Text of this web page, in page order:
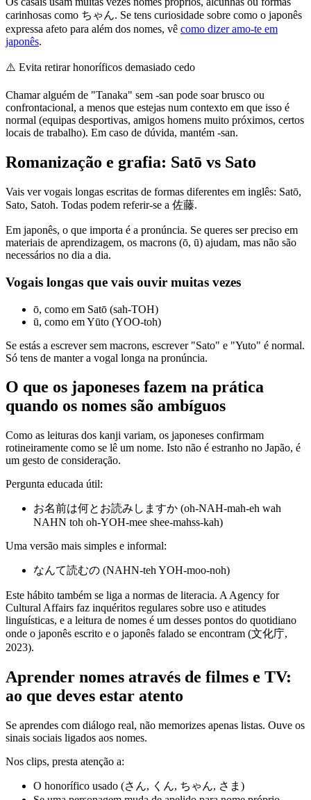
carinhosas como ちゃん. Se tens curiosidade sobre como o japonês
expressa afeto para além dos nomes, vê como dizer amo-te em
japonês.
⚠️ Evita retirar honoríficos demasiado cedo
Chamar alguém de "Tanaka" sem -san pode soar brusco ou
confrontacional, a menos que estejas num contexto em que isso é
normal (equipas desportivas, amigos homens muito próximos, certos
locais de trabalho). Em caso de dúvida, mantém -san.
Romanização e grafia: Satō vs Sato
Vais ver vogais longas escritas de formas diferentes em inglês: Satō,
Sato, Satoh. Todas podem referir-se a 佐藤.
Em japonês, o que importa é a pronúncia. Se queres ser preciso em
materiais de aprendizagem, os macrons (ō, ū) ajudam, mas não são
necessários no dia a dia.
Vogais longas que vais ouvir muitas vezes
ō, como em Satō (sah-TOH)
ū, como em Yūto (YOO-toh)
Se estás a escrever sem macrons, escrever "Sato" e "Yuto" é normal.
Só tens de manter a vogal longa na pronúncia.
O que os japoneses fazem na prática
quando os nomes são ambíguos
Como as leituras dos kanji variam, os japoneses confirmam
rotineiramente como se lê um nome. Isto não é estranho no Japão, é
um gesto de consideração.
Pergunta educada útil:
お名前は何とお読みしますか (oh-NAH-mah-eh wah
NAHN toh oh-YOH-mee shee-mahss-kah)
Uma versão mais simples e informal:
なんて読むの (NAHN-teh YOH-moo-noh)
Este hábito também se liga a normas de literacia. A Agency for
Cultural Affairs faz inquéritos regulares sobre uso e atitudes
linguísticas, e a leitura de nomes é um desses pontos do quotidiano
onde o japonês escrito e o japonês falado se encontram (文化庁,
2023).
Aprender nomes através de filmes e TV:
ao que deves estar atento
Se aprendes com diálogo real, não memorizes apenas listas. Ouve os
sinais sociais ligados aos nomes.
Nos clips, presta atenção a:
O honorífico usado (さん, くん, ちゃん, さま)